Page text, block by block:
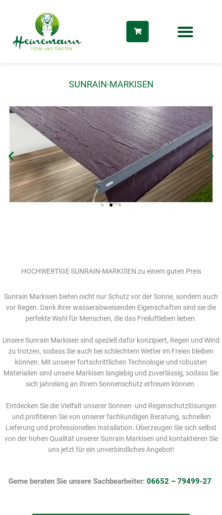
SUNRAIN-MARKISEN
HOCHWERTIGE SUNRAIN-MARKISEN zu einem guten Preis
Sunrain Markisen bieten nicht nur Schutz vor der Sonne, sondern auch
vor Regen. Dank ihrer wasserabweisenden Eigenschaften sind sie die
perfekte Wahl für Menschen, die das Freiluftleben lieben.
Unsere Sunrain Markisen sind speziell dafür konzipiert, Regen und Wind
zu trotzen, sodass Sie auch bei schlechtem Wetter im Freien bleiben
können. Mit unserer fortschrittlichen Technologie und robusten
Materialien sind unsere Markisen langlebig und zuverlässig, sodass Sie
sich jahrelang an Ihrem Sonnenschutz erfreuen können.
Entdecken Sie die Vielfalt unserer Sonnen- und Regenschutzlösungen
und profitieren Sie von unserer fachkundigen Beratung, schnellen
Lieferung und professionellen Installation. Überzeugen Sie sich selbst
von der hohen Qualität unserer Sunrain Markisen und kontaktieren Sie
uns jetzt für ein unverbindliches Angebot!
Gerne beraten Sie unsere Sachbearbeiter: 06652 – 79499-27